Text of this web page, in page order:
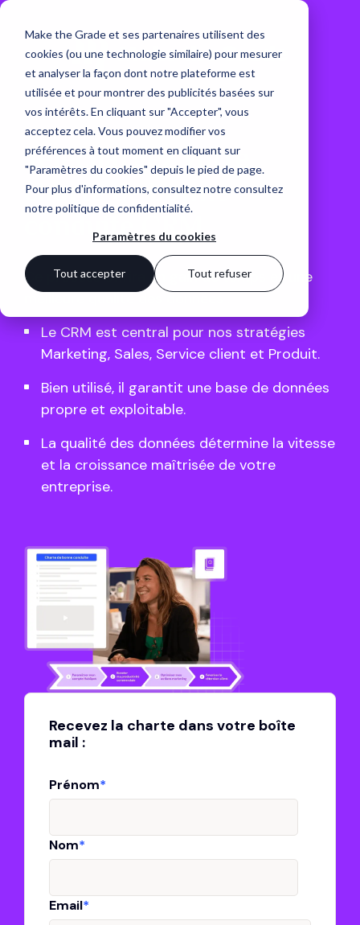
Make the Grade et ses partenaires utilisent des
cookies (ou une technologie similaire) pour mesurer
et analyser la façon dont notre plateforme est
utilisée et pour montrer des publicités basées sur
vos intérêts. En cliquant sur "Accepter", vous
acceptez cela. Vous pouvez modifier vos
préférences à tout moment en cliquant sur
"Paramètres du cookies" depuis le pied de page.
Pour plus d'informations, consultez notreconsultez
notre politique de confidentialité.
Paramètres du cookies
Tout accepter Tout refuser
Téléchargez votre
charte de bonne
conduite CRM
Ce process offrira un gain de temps et une
meilleure qualité des données :
Le CRM est central pour nos stratégies
Marketing, Sales, Service client et Produit.
Bien utilisé, il garantit une base de données
propre et exploitable.
La qualité des données détermine la vitesse
et la croissance maîtrisée de votre
entreprise.
Recevez la charte dans votre boîte
mail :
Prénom*
Nom*
Email*